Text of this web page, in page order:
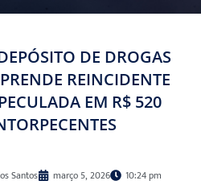
DE DROGAS
REINCIDENTE
EM R$ 520
Santos março 5, 2026 10:24 pm